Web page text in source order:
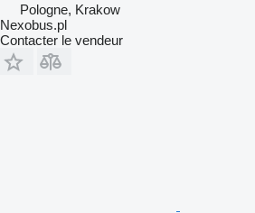
Pologne, Krakow
Nexobus.pl
Contacter le vendeur